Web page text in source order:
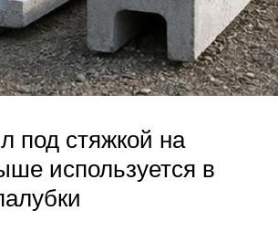
под стяжкой на
используется в